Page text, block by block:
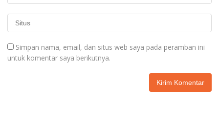
Simpan nama, email, dan situs web saya pada peramban ini
untuk komentar saya berikutnya.